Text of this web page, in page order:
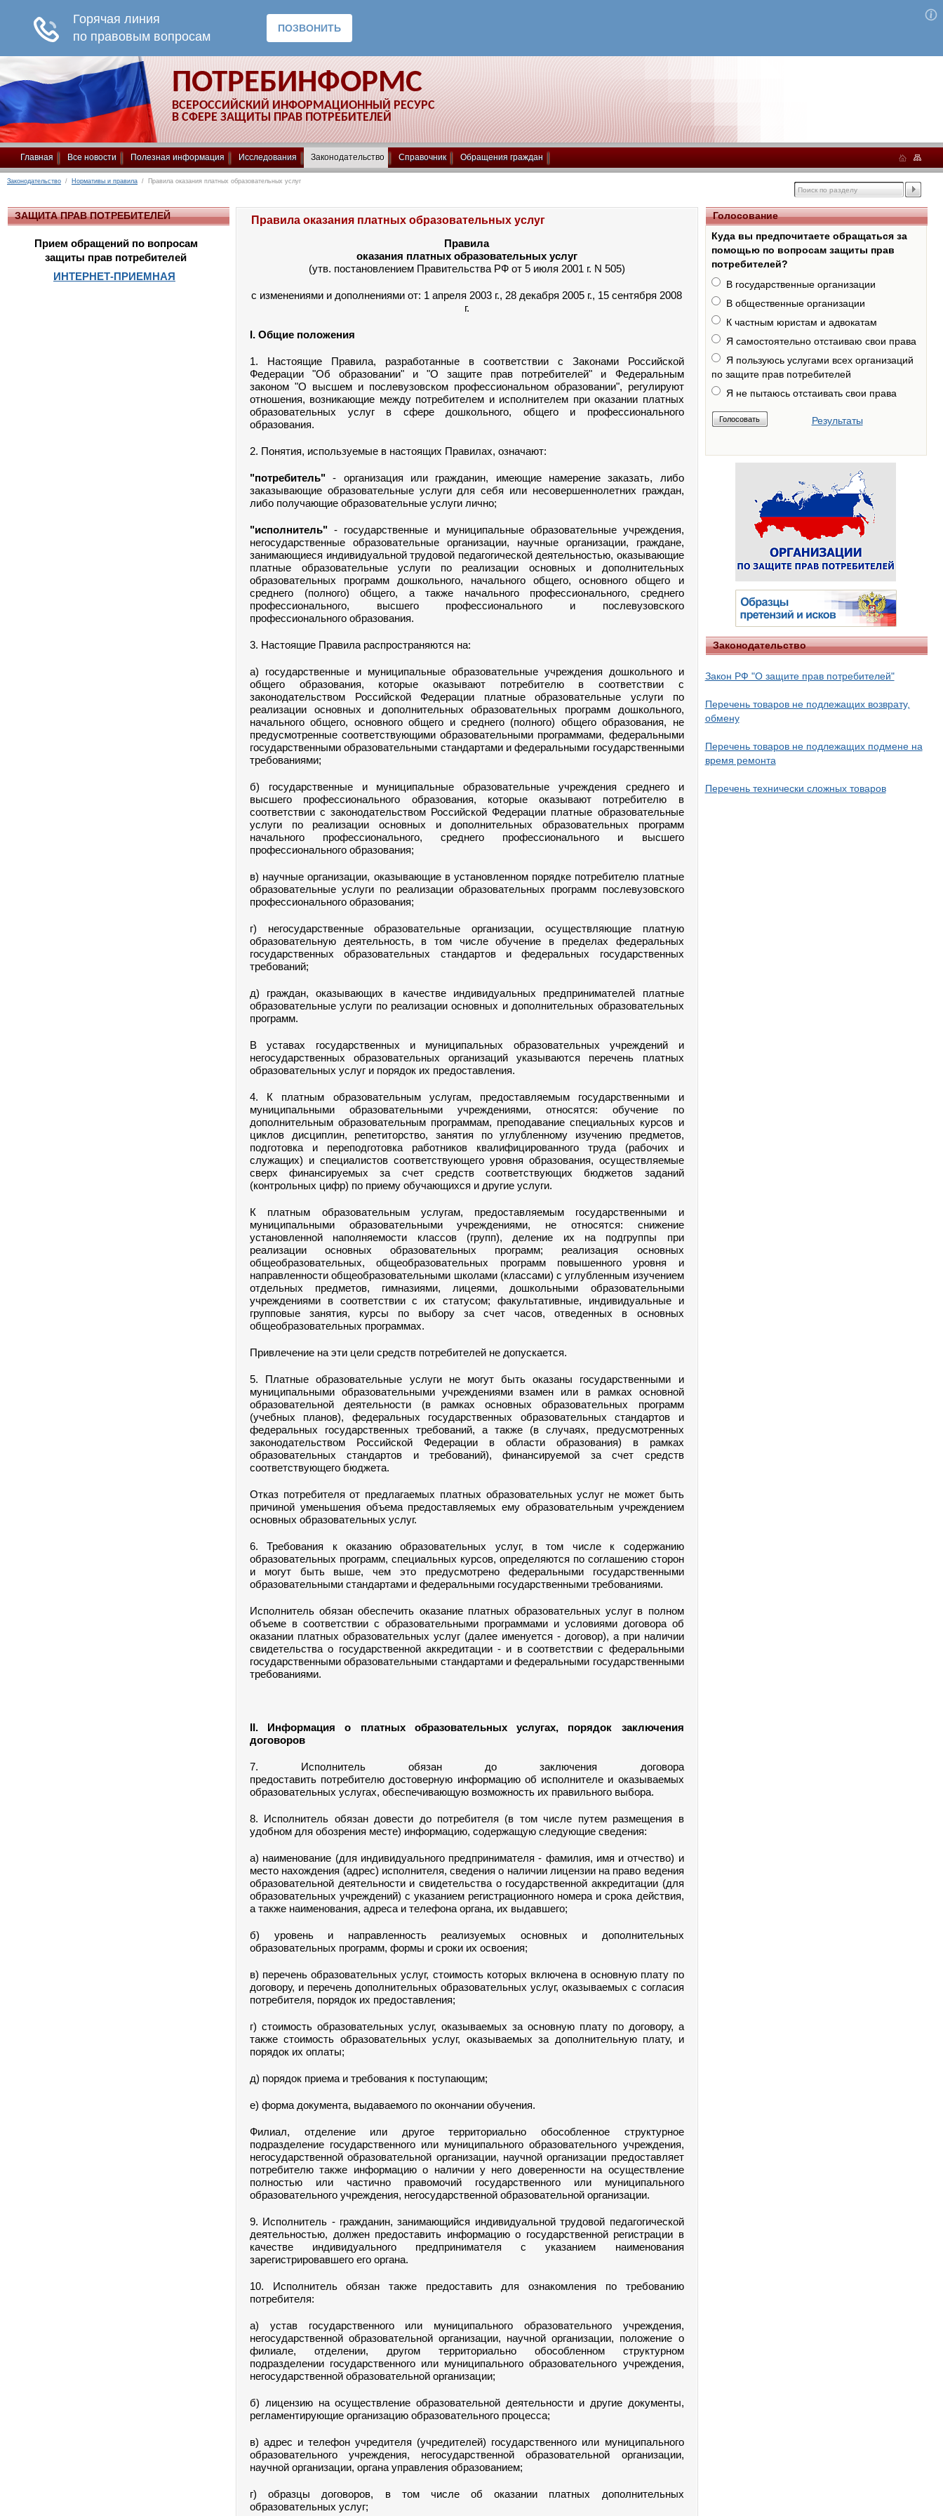
ПОТРЕБИНФОРМС
ВСЕРОССИЙСКИЙ ИНФОРМАЦИОННЫЙ РЕСУРС
В СФЕРЕ ЗАЩИТЫ ПРАВ ПОТРЕБИТЕЛЕЙ
Главная Все новости Полезная информация Исследования Законодательство Справочник Обращения граждан
Законодательство / Нормативы и правила / Правила оказания платных образовательных услуг
ЗАЩИТА ПРАВ ПОТРЕБИТЕЛЕЙ
Прием обращений по вопросам
защиты прав потребителей
ИНТЕРНЕТ-ПРИЕМНАЯ
Правила оказания платных образовательных услуг
Правила
оказания платных образовательных услуг
(утв. постановлением Правительства РФ от 5 июля 2001 г. N 505)
с изменениями и дополнениями от: 1 апреля 2003 г., 28 декабря 2005 г., 15 сентября 2008
г.
I. Общие положения
1. Настоящие Правила, разработанные в соответствии с Законами Российской
Федерации "Об образовании" и "О защите прав потребителей" и Федеральным
законом "О высшем и послевузовском профессиональном образовании", регулируют
отношения, возникающие между потребителем и исполнителем при оказании платных
образовательных услуг в сфере дошкольного, общего и профессионального
образования.
2. Понятия, используемые в настоящих Правилах, означают:
"потребитель" - организация или гражданин, имеющие намерение заказать, либо
заказывающие образовательные услуги для себя или несовершеннолетних граждан,
либо получающие образовательные услуги лично;
"исполнитель" - государственные и муниципальные образовательные учреждения,
негосударственные образовательные организации, научные организации, граждане,
занимающиеся индивидуальной трудовой педагогической деятельностью, оказывающие
платные образовательные услуги по реализации основных и дополнительных
образовательных программ дошкольного, начального общего, основного общего и
среднего (полного) общего, а также начального профессионального, среднего
профессионального, высшего профессионального и послевузовского
профессионального образования.
3. Настоящие Правила распространяются на:
а) государственные и муниципальные образовательные учреждения дошкольного и
общего образования, которые оказывают потребителю в соответствии с
законодательством Российской Федерации платные образовательные услуги по
реализации основных и дополнительных образовательных программ дошкольного,
начального общего, основного общего и среднего (полного) общего образования, не
предусмотренные соответствующими образовательными программами, федеральными
государственными образовательными стандартами и федеральными государственными
требованиями;
б) государственные и муниципальные образовательные учреждения среднего и
высшего профессионального образования, которые оказывают потребителю в
соответствии с законодательством Российской Федерации платные образовательные
услуги по реализации основных и дополнительных образовательных программ
начального профессионального, среднего профессионального и высшего
профессионального образования;
в) научные организации, оказывающие в установленном порядке потребителю платные
образовательные услуги по реализации образовательных программ послевузовского
профессионального образования;
г) негосударственные образовательные организации, осуществляющие платную
образовательную деятельность, в том числе обучение в пределах федеральных
государственных образовательных стандартов и федеральных государственных
требований;
д) граждан, оказывающих в качестве индивидуальных предпринимателей платные
образовательные услуги по реализации основных и дополнительных образовательных
программ.
В уставах государственных и муниципальных образовательных учреждений и
негосударственных образовательных организаций указываются перечень платных
образовательных услуг и порядок их предоставления.
4. К платным образовательным услугам, предоставляемым государственными и
муниципальными образовательными учреждениями, относятся: обучение по
дополнительным образовательным программам, преподавание специальных курсов и
циклов дисциплин, репетиторство, занятия по углубленному изучению предметов,
подготовка и переподготовка работников квалифицированного труда (рабочих и
служащих) и специалистов соответствующего уровня образования, осуществляемые
сверх финансируемых за счет средств соответствующих бюджетов заданий
(контрольных цифр) по приему обучающихся и другие услуги.
К платным образовательным услугам, предоставляемым государственными и
муниципальными образовательными учреждениями, не относятся: снижение
установленной наполняемости классов (групп), деление их на подгруппы при
реализации основных образовательных программ; реализация основных
общеобразовательных, общеобразовательных программ повышенного уровня и
направленности общеобразовательными школами (классами) с углубленным изучением
отдельных предметов, гимназиями, лицеями, дошкольными образовательными
учреждениями в соответствии с их статусом; факультативные, индивидуальные и
групповые занятия, курсы по выбору за счет часов, отведенных в основных
общеобразовательных программах.
Привлечение на эти цели средств потребителей не допускается.
5. Платные образовательные услуги не могут быть оказаны государственными и
муниципальными образовательными учреждениями взамен или в рамках основной
образовательной деятельности (в рамках основных образовательных программ
(учебных планов), федеральных государственных образовательных стандартов и
федеральных государственных требований, а также (в случаях, предусмотренных
законодательством Российской Федерации в области образования) в рамках
образовательных стандартов и требований), финансируемой за счет средств
соответствующего бюджета.
Отказ потребителя от предлагаемых платных образовательных услуг не может быть
причиной уменьшения объема предоставляемых ему образовательным учреждением
основных образовательных услуг.
6. Требования к оказанию образовательных услуг, в том числе к содержанию
образовательных программ, специальных курсов, определяются по соглашению сторон
и могут быть выше, чем это предусмотрено федеральными государственными
образовательными стандартами и федеральными государственными требованиями.
Исполнитель обязан обеспечить оказание платных образовательных услуг в полном
объеме в соответствии с образовательными программами и условиями договора об
оказании платных образовательных услуг (далее именуется - договор), а при наличии
свидетельства о государственной аккредитации - и в соответствии с федеральными
государственными образовательными стандартами и федеральными государственными
требованиями.
II. Информация о платных образовательных услугах, порядок заключения
договоров
7. Исполнитель обязан до заключения договора
предоставить потребителю достоверную информацию об исполнителе и оказываемых
образовательных услугах, обеспечивающую возможность их правильного выбора.
8. Исполнитель обязан довести до потребителя (в том числе путем размещения в
удобном для обозрения месте) информацию, содержащую следующие сведения:
а) наименование (для индивидуального предпринимателя - фамилия, имя и отчество) и
место нахождения (адрес) исполнителя, сведения о наличии лицензии на право ведения
образовательной деятельности и свидетельства о государственной аккредитации (для
образовательных учреждений) с указанием регистрационного номера и срока действия,
а также наименования, адреса и телефона органа, их выдавшего;
б) уровень и направленность реализуемых основных и дополнительных
образовательных программ, формы и сроки их освоения;
в) перечень образовательных услуг, стоимость которых включена в основную плату по
договору, и перечень дополнительных образовательных услуг, оказываемых с согласия
потребителя, порядок их предоставления;
г) стоимость образовательных услуг, оказываемых за основную плату по договору, а
также стоимость образовательных услуг, оказываемых за дополнительную плату, и
порядок их оплаты;
д) порядок приема и требования к поступающим;
е) форма документа, выдаваемого по окончании обучения.
Филиал, отделение или другое территориально обособленное структурное
подразделение государственного или муниципального образовательного учреждения,
негосударственной образовательной организации, научной организации предоставляет
потребителю также информацию о наличии у него доверенности на осуществление
полностью или частично правомочий государственного или муниципального
образовательного учреждения, негосударственной образовательной организации.
9. Исполнитель - гражданин, занимающийся индивидуальной трудовой педагогической
деятельностью, должен предоставить информацию о государственной регистрации в
качестве индивидуального предпринимателя с указанием наименования
зарегистрировавшего его органа.
10. Исполнитель обязан также предоставить для ознакомления по требованию
потребителя:
а) устав государственного или муниципального образовательного учреждения,
негосударственной образовательной организации, научной организации, положение о
филиале, отделении, другом территориально обособленном структурном
подразделении государственного или муниципального образовательного учреждения,
негосударственной образовательной организации;
б) лицензию на осуществление образовательной деятельности и другие документы,
регламентирующие организацию образовательного процесса;
в) адрес и телефон учредителя (учредителей) государственного или муниципального
образовательного учреждения, негосударственной образовательной организации,
научной организации, органа управления образованием;
г) образцы договоров, в том числе об оказании платных дополнительных
образовательных услуг;
Голосование
Куда вы предпочитаете обращаться за
помощью по вопросам защиты прав
потребителей?
В государственные организации
В общественные организации
К частным юристам и адвокатам
Я самостоятельно отстаиваю свои права
Я пользуюсь услугами всех организаций
по защите прав потребителей
Я не пытаюсь отстаивать свои права
Результаты
Законодательство
Закон РФ "О защите прав потребителей"
Перечень товаров не подлежащих возврату,
обмену
Перечень товаров не подлежащих подмене на
время ремонта
Перечень технически сложных товаров